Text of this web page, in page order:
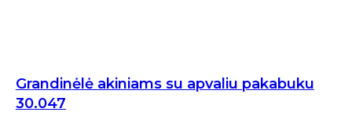
Grandinėlė akiniams su apvaliu pakabuku
30.047